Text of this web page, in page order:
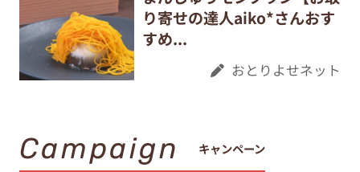
り寄せの達人aiko*さんおす
すめ...
おとりよせネット
Campaign キャンペーン